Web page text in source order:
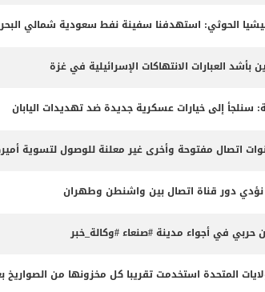
الحوثي: استهدفنا سفينة نفط سعودية شمالي البحر
بأشد العبارات الانتهاكات الإسرائيلية في غزة
سنلجأ إلى خيارات عسكرية جديدة ضد تهديدات اليابان
اتصال مفتوحة وأخرى غير معلنة للوصول لتسوية
دور قناة اتصال بين واشنطن وطهران
في أجواء مدينة #صنعاء #وكالة_خبر
المتحدة استخدمت تقريبا كل مخزونها من الصواريخ